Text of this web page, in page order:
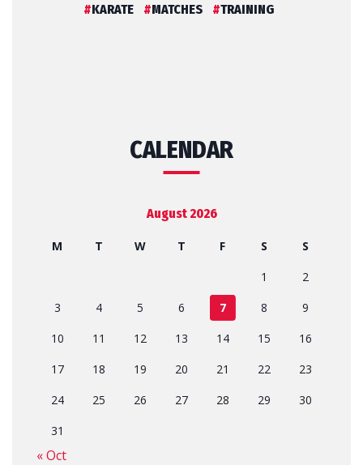
KARATE
MATCHES TRAINING
CALENDAR
August 2026
M T W T F S
S
1
2
3
4 5 6 7 8
9
10
11 12 13 14 15
16
17
18 19 20 21 22
23
24
25 26 27 28 29
30
31
« Oct